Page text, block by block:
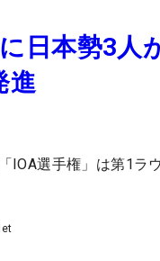
日本勢3
進
選手権」は第1ラ